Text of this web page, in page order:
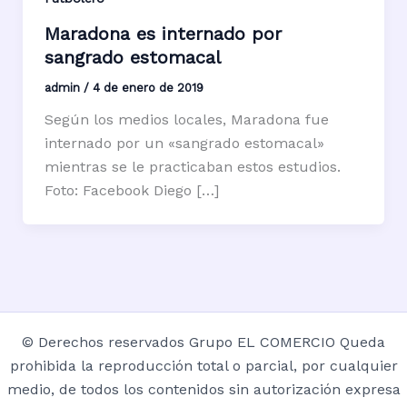
Maradona es internado por
sangrado estomacal
admin / 4 de enero de 2019
Según los medios locales, Maradona fue
internado por un «sangrado estomacal»
mientras se le practicaban estos estudios.
Foto: Facebook Diego […]
© Derechos reservados Grupo EL COMERCIO Queda
prohibida la reproducción total o parcial, por cualquier
medio, de todos los contenidos sin autorización expresa